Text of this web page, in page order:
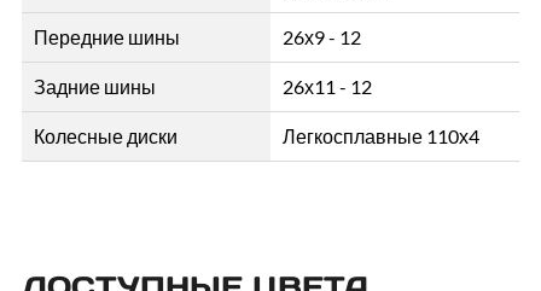
Передние шины 26х9 - 12
Задние шины 26х11 - 12
Колесные диски Легкосплавные 110х4